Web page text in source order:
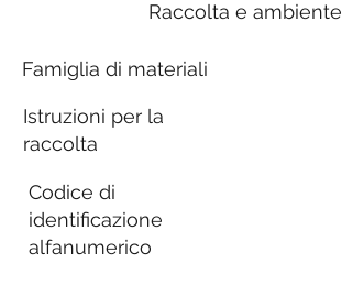
Raccolta e ambiente
Famiglia di materiali
Istruzioni per la
raccolta
Codice di
identificazione
alfanumerico